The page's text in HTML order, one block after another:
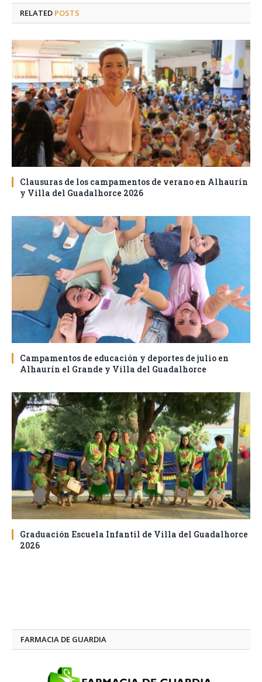
RELATED POSTS
Clausuras de los campamentos de verano en Alhaurín
y Villa del Guadalhorce 2026
Campamentos de educación y deportes de julio en
Alhaurín el Grande y Villa del Guadalhorce
Graduación Escuela Infantil de Villa del Guadalhorce
2026
FARMACIA DE GUARDIA